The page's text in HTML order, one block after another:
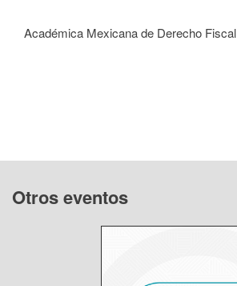
Académica Mexicana de Derecho Fiscal
Otros eventos